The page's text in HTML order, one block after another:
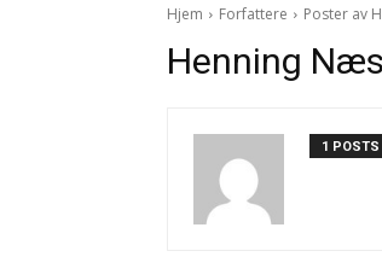
Hjem Forfattere Poster av
Henning
1 POSTS